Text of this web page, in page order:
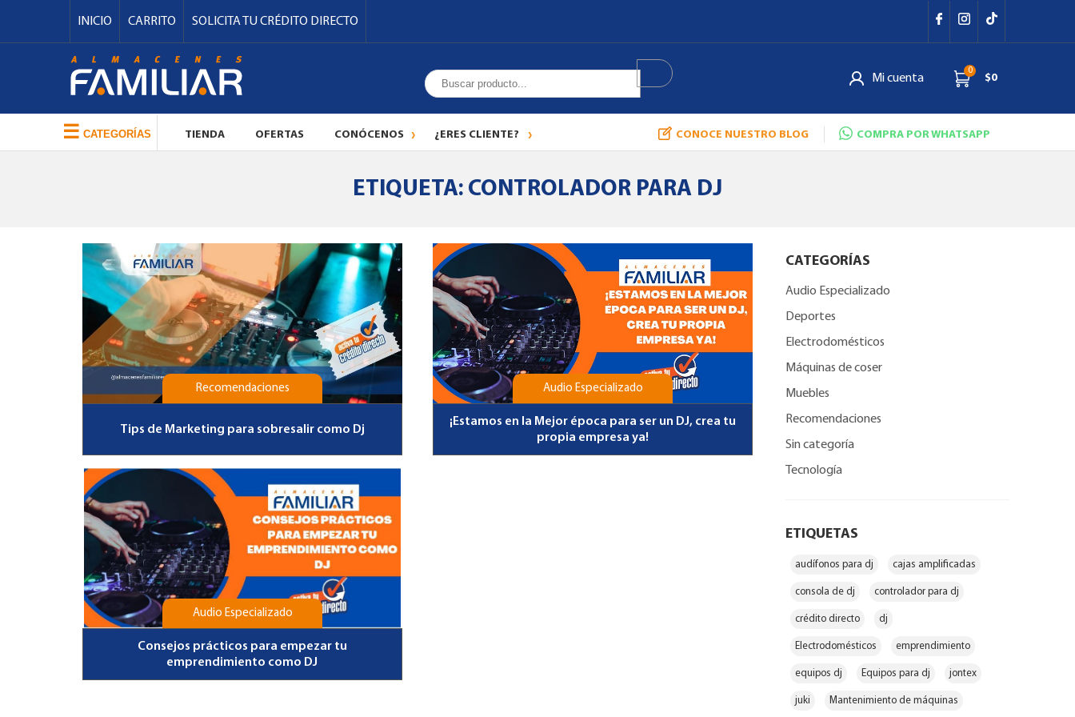
INICIO CARRITO SOLICITA TU CRÉDITO DIRECTO
Mi cuenta
0
$0
☰ CATEGORÍAS TIENDA OFERTAS CONÓCENOS ¿ERES CLIENTE? CONOCE NUESTRO BLOG COMPRA POR WHATSAPP
ETIQUETA: CONTROLADOR PARA DJ
Recomendaciones
Tips de Marketing para sobresalir como Dj
Audio Especializado
¡Estamos en la Mejor época para ser un DJ, crea tu
propia empresa ya!
Audio Especializado
Consejos prácticos para empezar tu
emprendimiento como DJ
CATEGORÍAS
Audio Especializado
Deportes
Electrodomésticos
Máquinas de coser
Muebles
Recomendaciones
Sin categoría
Tecnología
ETIQUETAS
audífonos para dj cajas amplificadas
consola de dj controlador para dj
crédito directo dj
Electrodomésticos emprendimiento
equipos dj Equipos para dj jontex
juki Mantenimiento de máquinas